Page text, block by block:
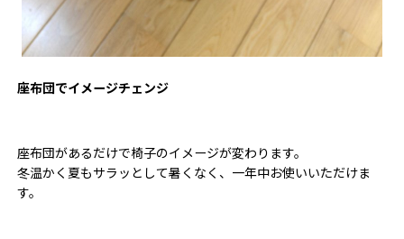
座布団でイメージチェンジ
座布団があるだけで椅子のイメージが変わります。
冬温かく夏もサラッとして暑くなく、一年中お使いいただけま
す。